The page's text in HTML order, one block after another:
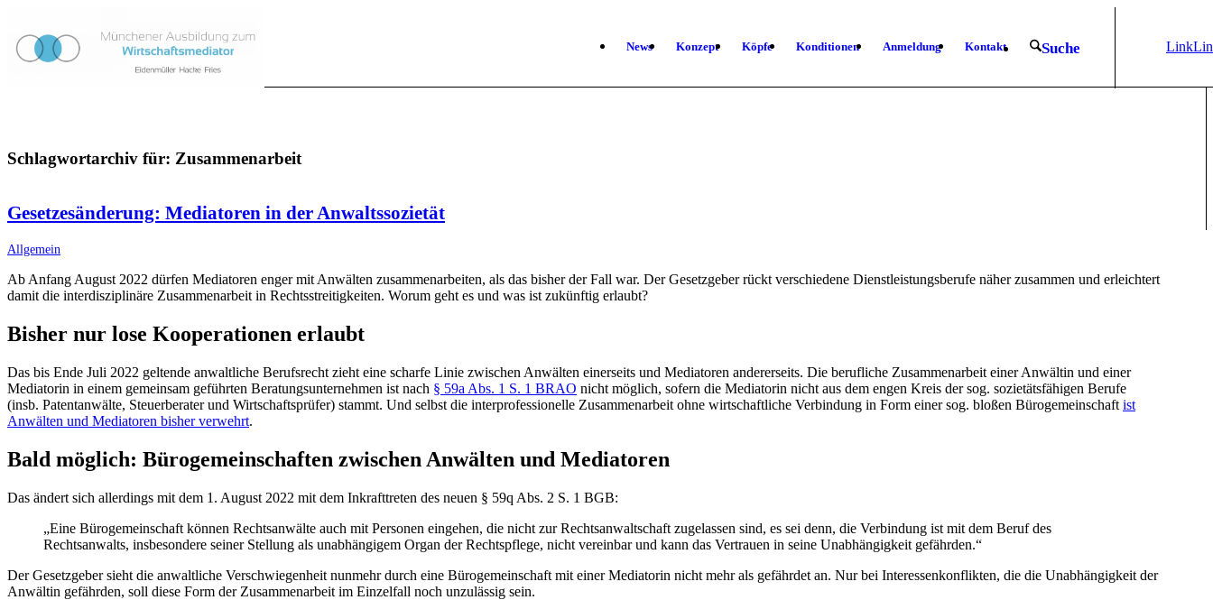
News Konzept Köpfe Konditionen Anmeldung Kontakt Suche
Link
Schlagwortarchiv für: Zusammenarbeit
Gesetzesänderung: Mediatoren in der Anwaltssozietät
Allgemein
Ab Anfang August 2022 dürfen Mediatoren enger mit Anwälten zusammenarbeiten, als das bisher der Fall war. Der Gesetzgeber rückt verschiedene Dienstleistungsberufe näher zusammen und erleichtert
damit die interdisziplinäre Zusammenarbeit in Rechtsstreitigkeiten. Worum geht es und was ist zukünftig erlaubt?
Bisher nur lose Kooperationen erlaubt
Das bis Ende Juli 2022 geltende anwaltliche Berufsrecht zieht eine scharfe Linie zwischen Anwälten einerseits und Mediatoren andererseits. Die berufliche Zusammenarbeit einer Anwältin und einer
Mediatorin in einem gemeinsam geführten Beratungsunternehmen ist nach § 59a Abs. 1 S. 1 BRAO nicht möglich, sofern die Mediatorin nicht aus dem engen Kreis der sog. sozietätsfähigen Berufe
(insb. Patentanwälte, Steuerberater und Wirtschaftsprüfer) stammt. Und selbst die interprofessionelle Zusammenarbeit ohne wirtschaftliche Verbindung in Form einer sog. bloßen Bürogemeinschaft ist
Anwälten und Mediatoren bisher verwehrt.
Bald möglich: Bürogemeinschaften zwischen Anwälten und Mediatoren
Das ändert sich allerdings mit dem 1. August 2022 mit dem Inkrafttreten des neuen § 59q Abs. 2 S. 1 BGB:
„Eine Bürogemeinschaft können Rechtsanwälte auch mit Personen eingehen, die nicht zur Rechtsanwaltschaft zugelassen sind, es sei denn, die Verbindung ist mit dem Beruf des
Rechtsanwalts, insbesondere seiner Stellung als unabhängigem Organ der Rechtspflege, nicht vereinbar und kann das Vertrauen in seine Unabhängigkeit gefährden.“
Der Gesetzgeber sieht die anwaltliche Verschwiegenheit nunmehr durch eine Bürogemeinschaft mit einer Mediatorin nicht mehr als gefährdet an. Nur bei Interessenkonflikten, die die Unabhängigkeit der
Anwältin gefährden, soll diese Form der Zusammenarbeit im Einzelfall noch unzulässig sein.